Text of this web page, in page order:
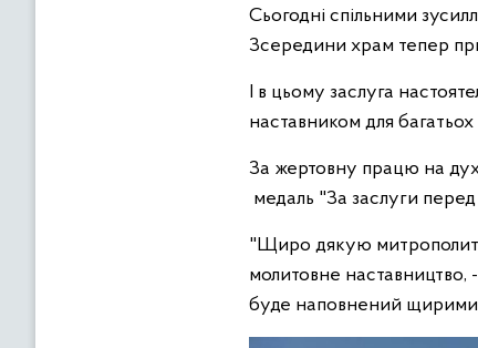
Сьогодні спільними
Зсередини храм тепер
І в цьому заслуга
наставником для
За жертовну працю на
медаль "За заслуги
"Щиро дякую
молитовне наставництво,
буде наповнений щирими